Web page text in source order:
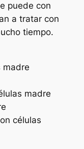
puede con
a tratar con
tiempo.
madre
madre
células